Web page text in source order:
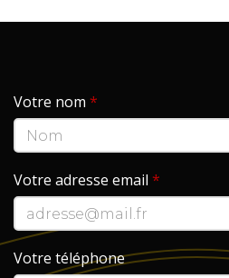
Votre nom *
Votre adresse email *
Votre téléphone